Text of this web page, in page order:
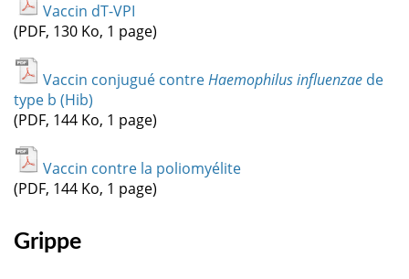
Vaccin dT-VPI
(PDF, 130 Ko, 1 page)
Vaccin conjugué contreHaemophilus influenzae de
type b (Hib)
(PDF, 144 Ko, 1 page)
Vaccin contre la poliomyélite
(PDF, 144 Ko, 1 page)
Grippe